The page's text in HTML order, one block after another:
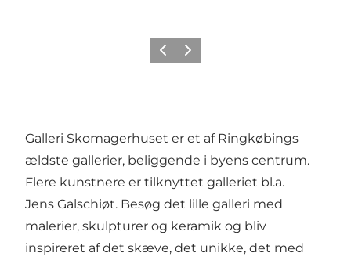
ForrigeNæste
Galleri Skomagerhuset er et af Ringkøbings
ældste gallerier, beliggende i byens centrum.
Flere kunstnere er tilknyttet galleriet bl.a.
Jens Galschiøt. Besøg det lille galleri med
malerier, skulpturer og keramik og bliv
inspireret af det skæve, det unikke, det med